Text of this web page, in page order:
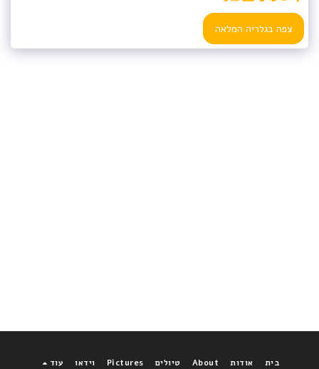
צפה בגלריה המלאה
בית אודות About טיולים Pictures וידאו עוד